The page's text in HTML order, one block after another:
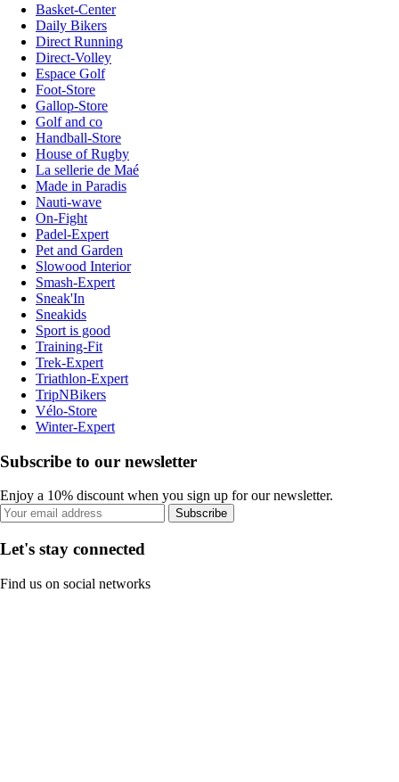
Basket-Center
Daily Bikers
Direct Running
Direct-Volley
Espace Golf
Foot-Store
Gallop-Store
Golf and co
Handball-Store
House of Rugby
La sellerie de Maé
Made in Paradis
Nauti-wave
On-Fight
Padel-Expert
Pet and Garden
Slowood Interior
Smash-Expert
Sneak'In
Sneakids
Sport is good
Training-Fit
Trek-Expert
Triathlon-Expert
TripNBikers
Vélo-Store
Winter-Expert
Subscribe to our newsletter
Enjoy a 10% discount when you sign up for our newsletter.
Subscribe
Let's stay connected
Find us on social networks